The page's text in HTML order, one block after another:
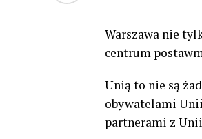
Warszawa nie
centrum
Unią to nie są
obywatelami
partnerami z